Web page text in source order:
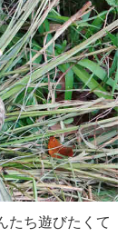
たち遊びたくて